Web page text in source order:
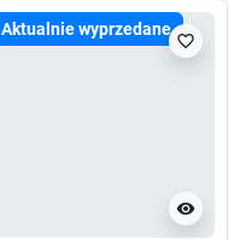
Aktualnie wyprzedane
visibility
favorite_border